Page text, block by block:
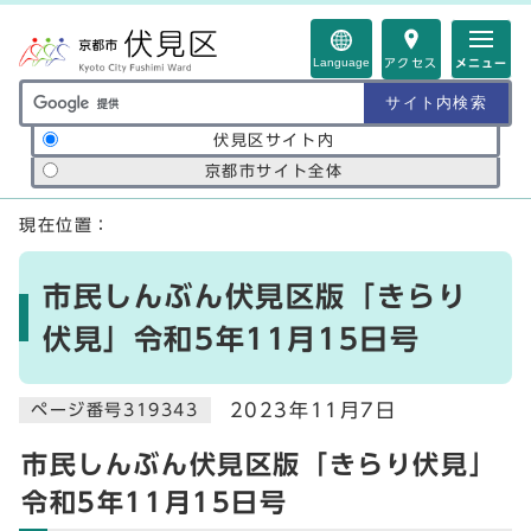
Language アクセス メニュー
サイト内検索の範囲
伏見区サイト内
京都市サイト全体
ここから本文です
現在位置：
市民しんぶん伏見区版「きらり
伏見」令和5年11月15日号
ページ番号319343 2023年11月7日
市民しんぶん伏見区版「きらり伏見」
令和5年11月15日号